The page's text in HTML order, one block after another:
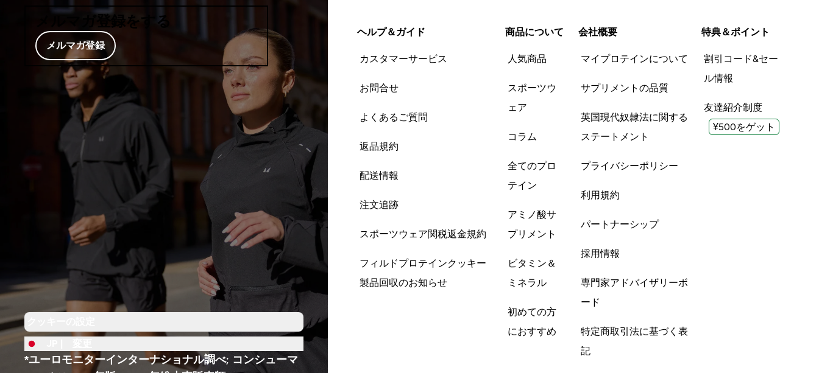
メルマガ登録をする
メルマガ登録
*ユーロモニターインターナショナル調べ; コンシューマ
ヘルプ＆ガイド
カスタマーサービス
お問合せ
よくあるご質問
返品規約
配送情報
注文追跡
スポーツウェア関税返金規約
フィルドプロテインクッキー
製品回収のお知らせ
商品について
人気商品
スポーツウ
ェア
コラム
全てのプロ
テイン
アミノ酸サ
プリメント
ビタミン＆
ミネラル
初めての方
におすすめ
会社概要
マイプロテインについて
サプリメントの品質
英国現代奴隷法に関する
ステートメント
プライバシーポリシー
利用規約
パートナーシップ
採用情報
専門家アドバイザリーボ
ード
特定商取引法に基づく表
記
特典＆ポイント
割引コード&セー
ル情報
友達紹介制度
¥500をゲット